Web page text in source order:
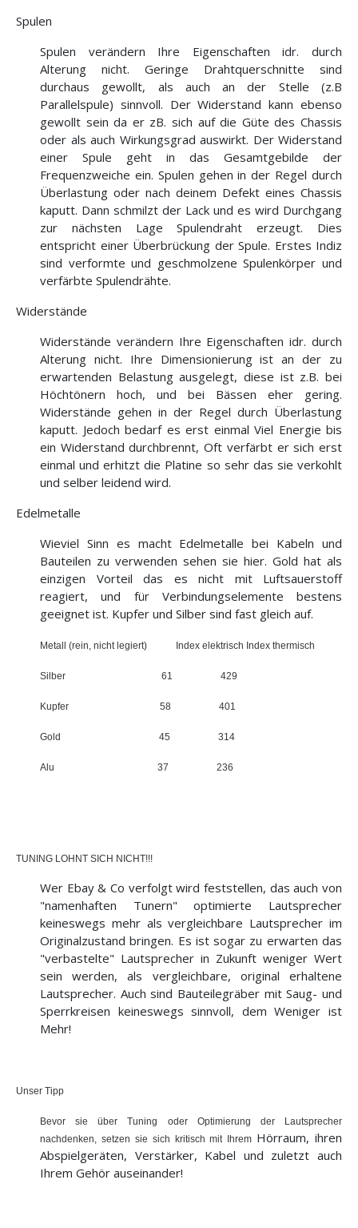
Spulen
Spulen verändern Ihre Eigenschaften idr. durch
Alterung nicht. Geringe Drahtquerschnitte sind
durchaus gewollt, als auch an der Stelle (z.B
Parallelspule) sinnvoll. Der Widerstand kann ebenso
gewollt sein da er zB. sich auf die Güte des Chassis
oder als auch Wirkungsgrad auswirkt. Der Widerstand
einer Spule geht in das Gesamtgebilde der
Frequenzweiche ein. Spulen gehen in der Regel durch
Überlastung oder nach deinem Defekt eines Chassis
kaputt. Dann schmilzt der Lack und es wird Durchgang
zur nächsten Lage Spulendraht erzeugt. Dies
entspricht einer Überbrückung der Spule. Erstes Indiz
sind verformte und geschmolzene Spulenkörper und
verfärbte Spulendrähte.
Widerstände
Widerstände verändern Ihre Eigenschaften idr. durch
Alterung nicht. Ihre Dimensionierung ist an der zu
erwartenden Belastung ausgelegt, diese ist z.B. bei
Höchtönern hoch, und bei Bässen eher gering.
Widerstände gehen in der Regel durch Überlastung
kaputt. Jedoch bedarf es erst einmal Viel Energie bis
ein Widerstand durchbrennt, Oft verfärbt er sich erst
einmal und erhitzt die Platine so sehr das sie verkohlt
und selber leidend wird.
Edelmetalle
Wieviel Sinn es macht Edelmetalle bei Kabeln und
Bauteilen zu verwenden sehen sie hier. Gold hat als
einzigen Vorteil das es nicht mit Luftsauerstoff
reagiert, und für Verbindungselemente bestens
geeignet ist. Kupfer und Silber sind fast gleich auf.
Metall (rein, nicht legiert) Index elektrisch Index thermisch
Silber 61 429
Kupfer 58 401
Gold 45 314
Alu 37 236
TUNING LOHNT SICH NICHT!!!
Wer Ebay & Co verfolgt wird feststellen, das auch von
"namenhaften Tunern" optimierte Lautsprecher
keineswegs mehr als vergleichbare Lautsprecher im
Originalzustand bringen. Es ist sogar zu erwarten das
"verbastelte" Lautsprecher in Zukunft weniger Wert
sein werden, als vergleichbare, original erhaltene
Lautsprecher. Auch sind Bauteilegräber mit Saug- und
Sperrkreisen keineswegs sinnvoll, dem Weniger ist
Mehr!
Unser Tipp
Bevor sie über Tuning oder Optimierung der Lautsprecher
nachdenken, setzen sie sich kritisch mit Ihrem Hörraum, ihren
Abspielgeräten, Verstärker, Kabel und zuletzt auch
Ihrem Gehör auseinander!